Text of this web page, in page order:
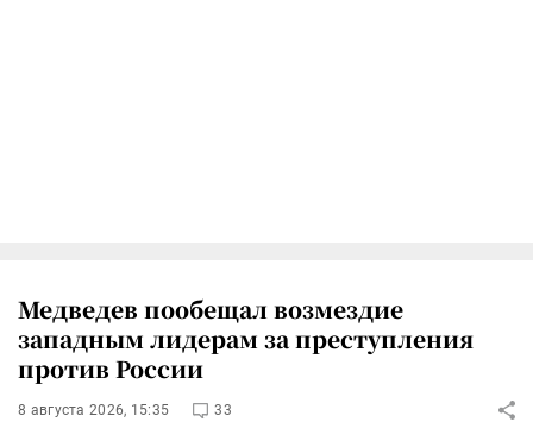
Медведев пообещал возмездие
западным лидерам за преступления
против России
8 августа 2026, 15:35 33